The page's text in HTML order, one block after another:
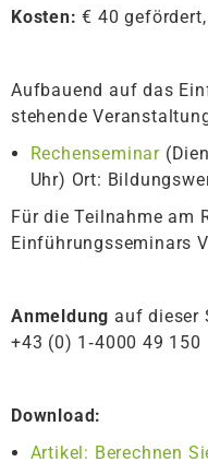
Kosten: € 40
Aufbauend auf das
stehende
Rechenseminar
Uhr) Ort:
Für die Teilnahme am
Einführungsseminars
Anmeldung auf dieser
+43 (0) 1‑4000 49 150
Download:
Artikel: Berechnen